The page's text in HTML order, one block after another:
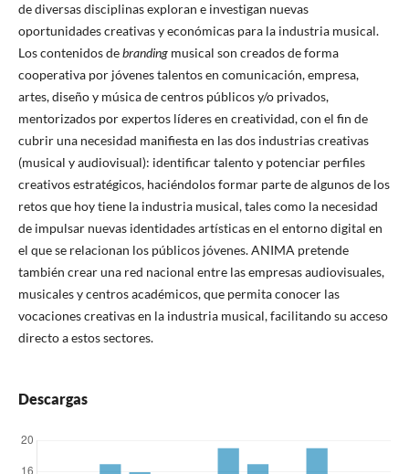
de diversas disciplinas exploran e investigan nuevas
oportunidades creativas y económicas para la industria musical.
Los contenidos debrandingmusical son creados de forma
cooperativa por jóvenes talentos en comunicación, empresa,
artes, diseño y música de centros públicos y/o privados,
mentorizados por expertos líderes en creatividad, con el fin de
cubrir una necesidad manifiesta en las dos industrias creativas
(musical y audiovisual): identificar talento y potenciar perfiles
creativos estratégicos, haciéndolos formar parte de algunos de los
retos que hoy tiene la industria musical, tales como la necesidad
de impulsar nuevas identidades artísticas en el entorno digital en
el que se relacionan los públicos jóvenes. ANIMA pretende
también crear una red nacional entre las empresas audiovisuales,
musicales y centros académicos, que permita conocer las
vocaciones creativas en la industria musical, facilitando su acceso
directo a estos sectores.
Descargas